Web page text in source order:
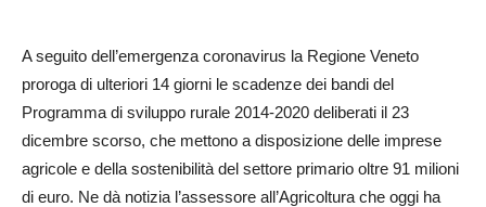
A seguito dell’emergenza coronavirus la Regione Veneto
proroga di ulteriori 14 giorni le scadenze dei bandi del
Programma di sviluppo rurale 2014-2020 deliberati il 23
dicembre scorso, che mettono a disposizione delle imprese
agricole e della sostenibilità del settore primario oltre 91 milioni
di euro. Ne dà notizia l’assessore all’Agricoltura che oggi ha